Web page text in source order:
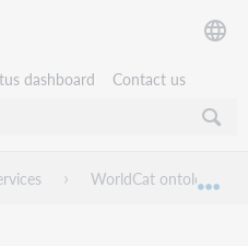
dashboard Contact us
verbergen
WorldCat ontology